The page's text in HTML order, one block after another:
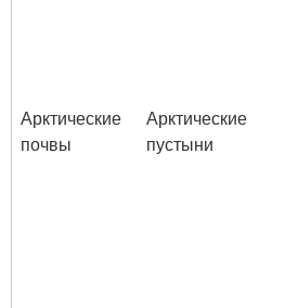
Арктические
почвы
Арктические
пустыни